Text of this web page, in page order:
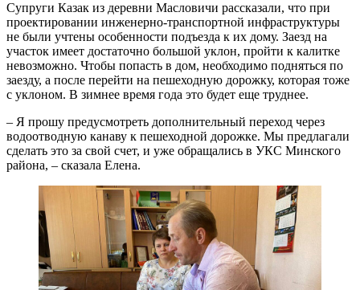
Супруги Казак из деревни Масловичи рассказали, что при
проектировании инженерно-транспортной инфраструктуры
не были учтены особенности подъезда к их дому. Заезд на
участок имеет достаточно большой уклон, пройти к калитке
невозможно. Чтобы попасть в дом, необходимо подняться по
заезду, а после перейти на пешеходную дорожку, которая тоже
с уклоном. В зимнее время года это будет еще труднее.
– Я прошу предусмотреть дополнительный переход через
водоотводную канаву к пешеходной дорожке. Мы предлагали
сделать это за свой счет, и уже обращались в УКС Минского
района, – сказала Елена.